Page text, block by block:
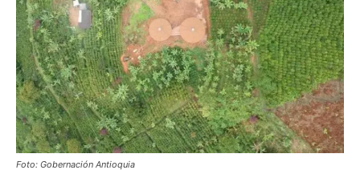
Foto: Gobernación Antioquia